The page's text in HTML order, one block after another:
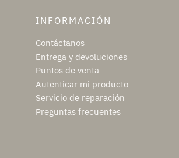
INFORMACIÓN
Contáctanos
Entrega y devoluciones
Puntos de venta
Autenticar mi producto
Servicio de reparación
Preguntas frecuentes